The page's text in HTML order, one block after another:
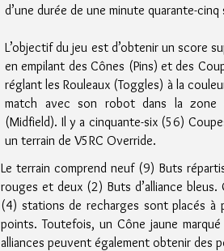
d’une durée de une minute quarante-
L’objectif du jeu est d’obtenir un score
en empilant des Cônes (Pins) et des
réglant les Rouleaux (Toggles) à la
match avec son robot dans la
(Midfield). Il y a cinquante-six (56)
un terrain de V5RC Override.
Le terrain comprend neuf (9) Buts
rouges et deux (2) Buts d’alliance
(4) stations de recharges sont placés à
points. Toutefois, un Cône jaune
alliances peuvent également obtenir des